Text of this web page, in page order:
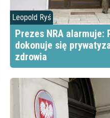
Leopold Ryś
Prezes NRA alarmuje:
dokonuje się
zdrowia